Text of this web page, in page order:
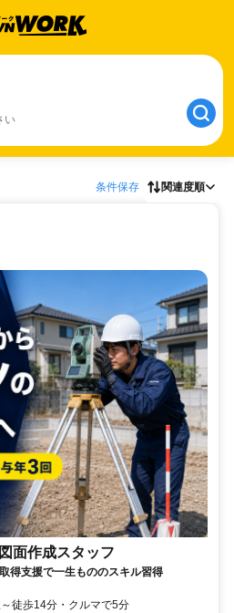
い
条件保存 関連度順
面作成スタッフ
得支援で一生もののスキル習得
徒歩14分・クルマで5分